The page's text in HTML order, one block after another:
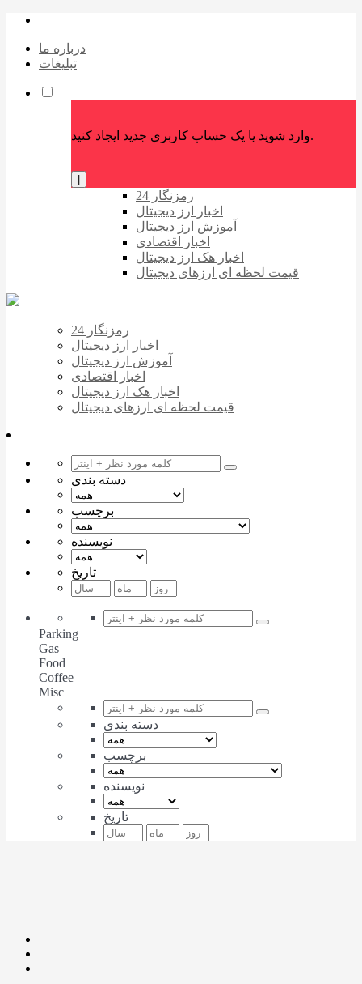
درباره ما
تبلیغات
وارد شوید یا یک حساب کاربری جدید ایجاد کنید.
رمزنگار 24
اخبار ارز دیجیتال
آموزش ارز دیجیتال
اخبار اقتصادی
اخبار هک ارز دیجیتال
قیمت لحظه ای ارزهای دیجیتال
رمزنگار 24
اخبار ارز دیجیتال
آموزش ارز دیجیتال
اخبار اقتصادی
اخبار هک ارز دیجیتال
قیمت لحظه ای ارزهای دیجیتال
دسته بندی
برچسب
نویسنده
تاریخ
Parking
Gas
Food
Coffee
Misc
دسته بندی
برچسب
نویسنده
تاریخ